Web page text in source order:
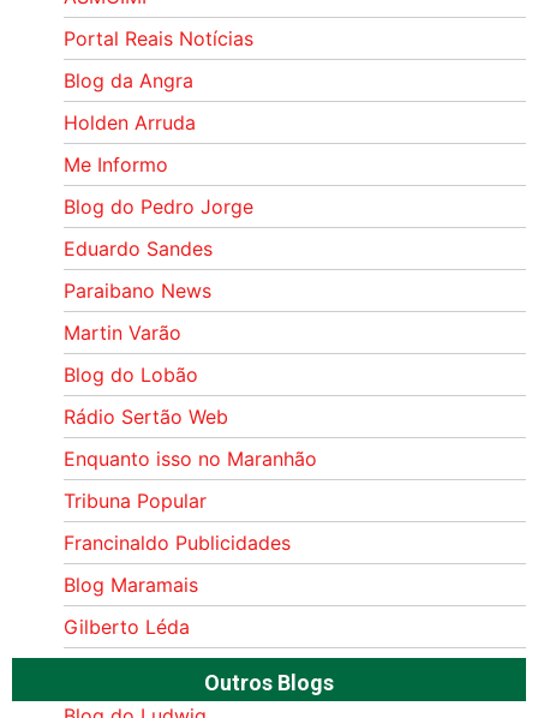
Portal Reais Notí­cias
Blog da Angra
Holden Arruda
Me Informo
Blog do Pedro Jorge
Eduardo Sandes
Paraibano News
Martin Varão
Blog do Lobão
Rádio Sertão Web
Enquanto isso no Maranhão
Tribuna Popular
Francinaldo Publicidades
Blog Maramais
Gilberto Léda
Outros Blogs